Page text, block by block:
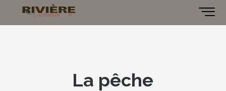
La pêche